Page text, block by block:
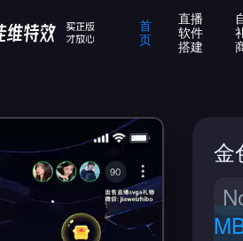
首
页
直播
软件
搭建
金